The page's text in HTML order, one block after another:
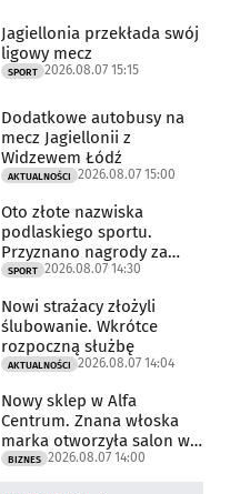
Jagiellonia przekłada swój
ligowy mecz
SPORT 2026.08.07 15:15
Dodatkowe autobusy na
mecz Jagiellonii z
Widzewem Łódź
AKTUALNOŚCI 2026.08.07 15:00
Oto złote nazwiska
podlaskiego sportu.
Przyznano nagrody za
2025 rok
SPORT 2026.08.07 14:30
Nowi strażacy złożyli
ślubowanie. Wkrótce
rozpoczną służbę
AKTUALNOŚCI 2026.08.07 14:04
Nowy sklep w Alfa
Centrum. Znana włoska
marka otworzyła salon w
Białymstoku
BIZNES 2026.08.07 14:00